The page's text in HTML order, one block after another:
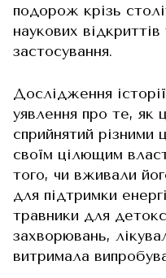
подорож крізь
наукових
застосування.
Дослідження
уявлення про те, як
сприйнятий різними
своїм цілющим
того, чи вживали
для підтримки
травники для
захворювань,
витримала